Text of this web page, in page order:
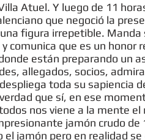
Atuel. Y luego de 11
que negoció la
figura irrepetible. Manda
que es un honor
están preparando un
allegados, socios,
toda su sapiencia
que sí, en ese
nos viene a la mente
jamón crudo de
jamón pero en realidad